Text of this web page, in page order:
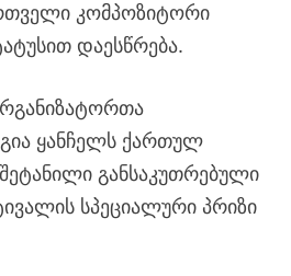
კომპოზიტორი
დაესწრება.
ყანჩელს ქართულ
განსაკუთრებული
სპეციალური პრიზი